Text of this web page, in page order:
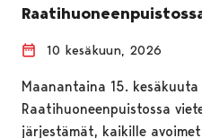
10 kesäkuun, 2026
Maanantaina 15. kesäkuuta
Raatihuoneenpuistossa
järjestämät, kaikille